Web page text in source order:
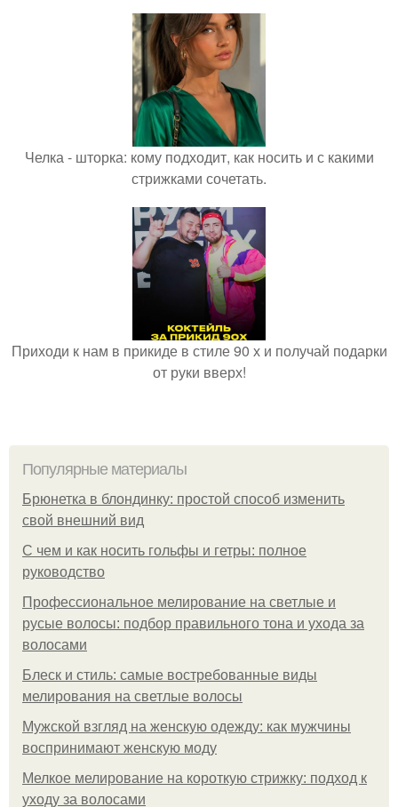
Челка - шторка: кому подходит, как носить и с какими
стрижками сочетать.
Приходи к нам в прикиде в стиле 90 х и получай подарки
от руки вверх!
Популярные материалы
Брюнетка в блондинку: простой способ изменить
свой внешний вид
С чем и как носить гольфы и гетры: полное
руководство
Профессиональное мелирование на светлые и
русые волосы: подбор правильного тона и ухода за
волосами
Блеск и стиль: самые востребованные виды
мелирования на светлые волосы
Мужской взгляд на женскую одежду: как мужчины
воспринимают женскую моду
Мелкое мелирование на короткую стрижку: подход к
уходу за волосами